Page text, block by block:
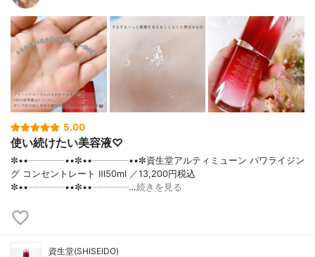
5.00
使い続けたい美容液♡
✼••┈┈┈┈••✼••┈┈┈┈••✼資生堂アルティミューン パワライジン
グ コンセントレート Ⅲ50ml ／13,200円税込
✼••┈┈┈┈••✼••┈┈┈┈…続きを見る
資生堂(SHISEIDO)